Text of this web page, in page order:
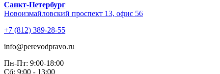
Санкт-Петербург
Новоизмайловский проспект 13, офис 56
+7 (812) 389-28-55
info@perevodpravo.ru
Пн-Пт: 9:00-18:00
Сб: 9:00 - 13:00